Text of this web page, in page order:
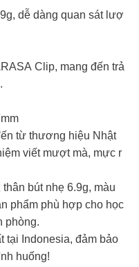
dễ dàng quan sát lượ
Clip, mang đến trả
từ thương hiệu Nhật
viết mượt mà, mực r
bút nhẹ 6.9g, màu
phẩm phù hợp cho học
phòng.
tại Indonesia, đảm bảo
huống!